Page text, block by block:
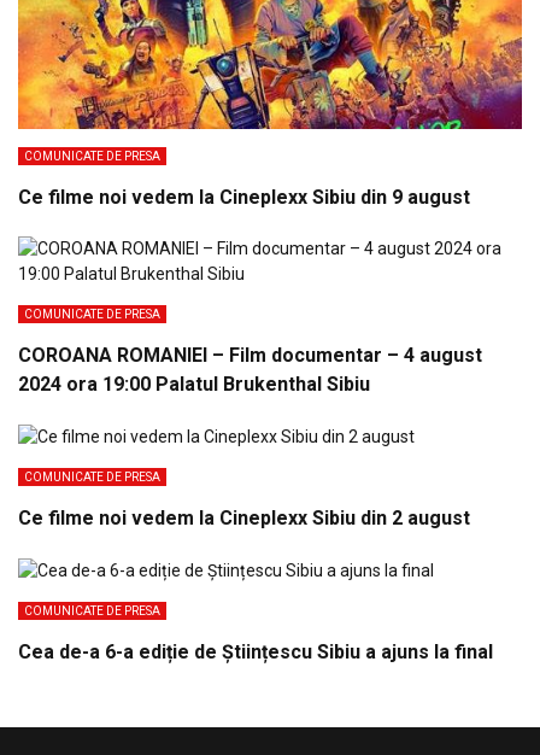
COMUNICATE DE PRESA
Ce filme noi vedem la Cineplexx Sibiu din 9 august
COMUNICATE DE PRESA
COROANA ROMANIEI – Film documentar – 4 august
2024 ora 19:00 Palatul Brukenthal Sibiu
COMUNICATE DE PRESA
Ce filme noi vedem la Cineplexx Sibiu din 2 august
COMUNICATE DE PRESA
Cea de-a 6-a ediție de Științescu Sibiu a ajuns la final